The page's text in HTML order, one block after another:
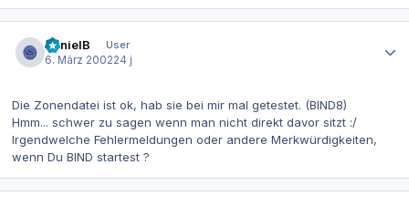
DanielB
User
6. März 200224 j
Die Zonendatei ist ok, hab sie bei mir mal getestet. (BIND8)
Hmm... schwer zu sagen wenn man nicht direkt davor sitzt :/
Irgendwelche Fehlermeldungen oder andere Merkwürdigkeiten,
wenn Du BIND startest ?